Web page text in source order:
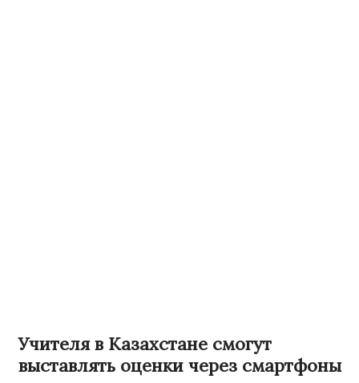
Учителя в Казахстане смогут
выставлять оценки через смартфоны